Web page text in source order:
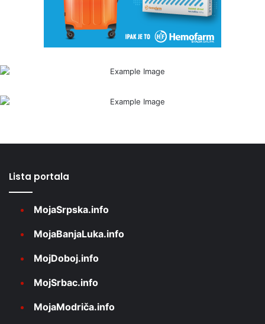
Lista portala
MojaSrpska.info
MojaBanjaLuka.info
MojDoboj.info
MojSrbac.info
MojaModriča.info